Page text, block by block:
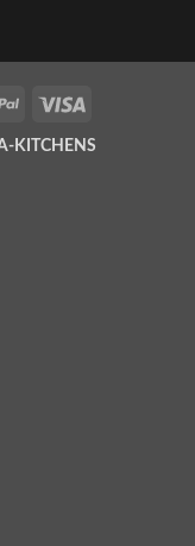
KITCHENS